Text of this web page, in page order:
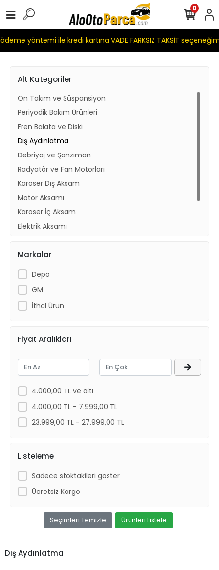
yöntemi ile kredi kartına VADE FARKSIZ TAKSİT
0
Alt Kategoriler
Ön Takım ve Süspansiyon
Periyodik Bakım Ürünleri
Fren Balata ve Diski
Dış Aydınlatma
Debriyaj ve Şanzıman
Radyatör ve Fan Motorları
Karoser Dış Aksam
Motor Aksamı
Karoser İç Aksam
Elektrik Aksamı
Kaporta Ürünleri
Markalar
Depo
GM
İthal Ürün
Fiyat Aralıkları
-
4.000,00 TL ve altı
4.000,00 TL - 7.999,00 TL
23.999,00 TL - 27.999,00 TL
Listeleme
Sadece stoktakileri göster
Ücretsiz Kargo
Seçimleri Temizle Ürünleri Listele
Dış Aydınlatma